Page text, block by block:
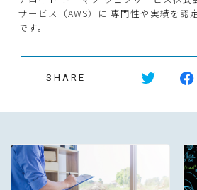
サービス（AWS）に 専門性や実績を認
です。
SHARE